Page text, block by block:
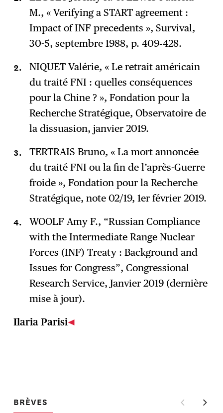
M., « Verifying a START agreement :
Impact of INF precedents », Survival,
30-5, septembre 1988, p. 409‑428.
NIQUET Valérie, « Le retrait américain
du traité FNI : quelles conséquences
pour la Chine ? », Fondation pour la
Recherche Stratégique, Observatoire de
la dissuasion, janvier 2019.
TERTRAIS Bruno, « La mort annoncée
du traité FNI ou la fin de l’après-Guerre
froide », Fondation pour la Recherche
Stratégique, note 02/19, 1er février 2019.
WOOLF Amy F., “Russian Compliance
with the Intermediate Range Nuclear
Forces (INF) Treaty : Background and
Issues for Congress”, Congressional
Research Service, Janvier 2019 (dernière
mise à jour).
Ilaria Parisi
BRÈVES